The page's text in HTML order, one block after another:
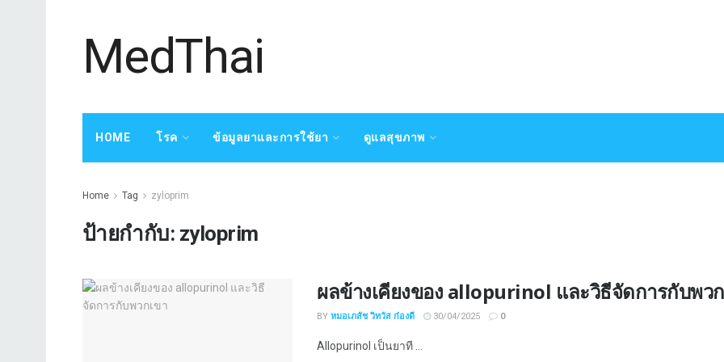
MedThai
HOME โรค ข้อมูลยาและการใช้ยา ดูแลสุขภาพ
Home Tag zyloprim
ป้ายกำกับ: zyloprim
ผลข้างเคียงของ allopurinol และวิธีจัดการกับพว
BY หมอเภสัช วิทวัส ก๋องดี 30/04/2025 0
Allopurinol เป็นยาที ...